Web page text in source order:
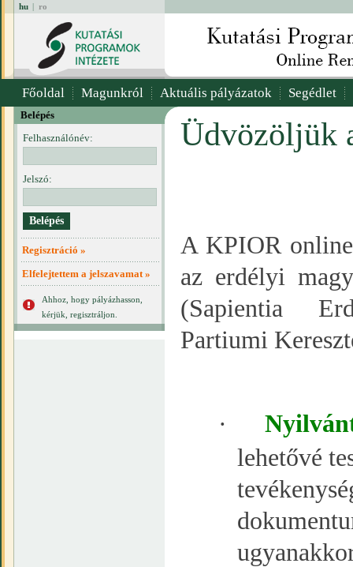
hu | ro
Főoldal Magunkról Aktuális pályázatok Segédlet
Belépés
Felhasználónév:
Jelszó:
Regisztráció »
Elfelejtettem a jelszavamat »
Ahhoz, hogy pályázhasson,
kérjük, regisztráljon.
Üdvözöljük
A KPIOR
az erdélyi
(Sapientia
Partiumi
·
lehetővé